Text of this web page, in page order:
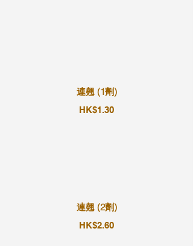
連翹 (1劑)
HK$1.30
連翹 (2劑)
HK$2.60